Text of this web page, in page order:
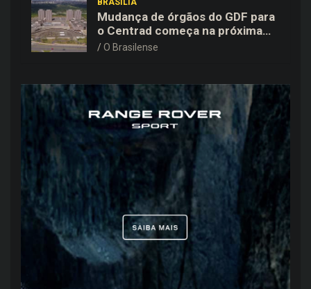
Mudança de órgãos do GDF para
o Centrad começa na próxima
semana, anuncia Celina Leão
O Brasilense